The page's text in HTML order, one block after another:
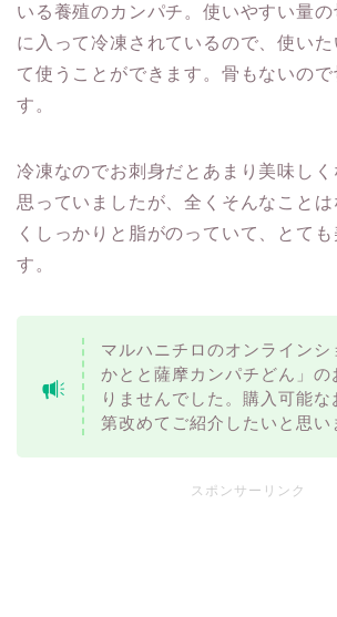
いる養殖のカンパチ。使いやすい量の
に入って冷凍されているので、使いた
て使うことができます。骨もないの
す。
冷凍なのでお刺身だとあまり美味しく
思っていましたが、全くそんなこと
くしっかりと脂がのっていて、とて
す。
マルハニチロのオンラインシ
かとと薩摩カンパチどん」の
りませんでした。購入可能な
第改めてご紹介したいと思い
スポンサーリンク